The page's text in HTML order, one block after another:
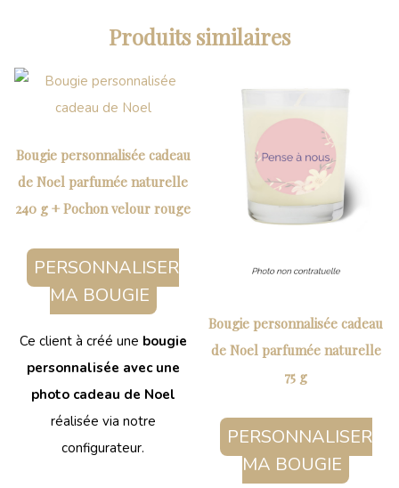
Produits similaires
Bougie personnalisée cadeau
de Noel parfumée naturelle
240 g + Pochon velour rouge
PERSONNALISER
MA BOUGIE
Ce client à créé une bougie
personnalisée avec une
photo cadeau de Noel
réalisée via notre
configurateur.
Bougie personnalisée cadeau
de Noel parfumée naturelle
75 g
PERSONNALISER
MA BOUGIE